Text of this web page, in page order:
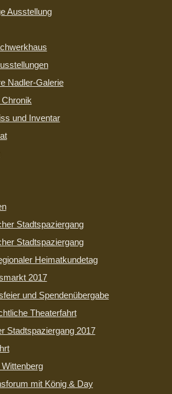
Ausstellung
Nadler-Galerie
und Inventar
Stadtspaziergang
Stadtspaziergang
Heimatkundetag
2017
und Spendenübergabe
Theaterfahrt
Stadtspaziergang 2017
mit König & Day